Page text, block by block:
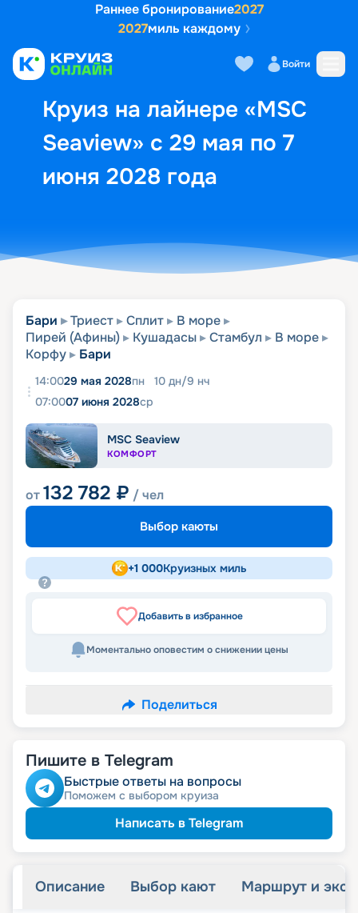
Раннее бронирование2027
2027миль каждому
Войти
Круиз на лайнере «MSC
Seaview» с 29 мая по 7
июня 2028 года
Выбор кают Маршрут и
Бари Триест Сплит
В море
Пирей (Афины)
Кушадасы Стамбул
В море
Корфу
Бари
14:0029 мая 2028пн 10 дн/9 нч
07:0007 июня 2028ср
MSC Seaview
КОМФОРТ
от132 782 ₽ / чел
Выбор каюты
+1 000Круизных миль
Добавить в избранное
Моментально оповестим о снижении цены
Поделиться
Пишите в Telegram
Быстрые ответы на вопросы
Поможем с выбором круиза
Написать в Telegram
Описание Выбор кают Маршрут и